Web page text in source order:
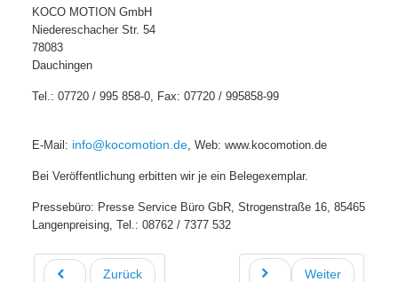
KOCO MOTION GmbH
Niedereschacher Str. 54
78083
Dauchingen
Tel.: 07720 / 995 858-0, Fax: 07720 / 995858-99
E-Mail: info@kocomotion.de , Web: www.kocomotion.de
Bei Veröffentlichung erbitten wir je ein Belegexemplar.
Pressebüro: Presse Service Büro GbR, Strogenstraße 16, 85465
Langenpreising, Tel.: 08762 / 7377 532
Zurück Weiter